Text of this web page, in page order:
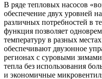
В ряде тепловых насосов
обеспечение двух уровней
различных потребностей в
функция позволяет
температуру в разных
обеспечивают двузонное
регионах с суровыми
тепла без использования
и экономичные